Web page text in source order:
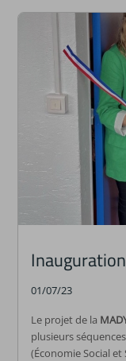
01/07/23
Le projet de la
plusieurs
(Économie Social